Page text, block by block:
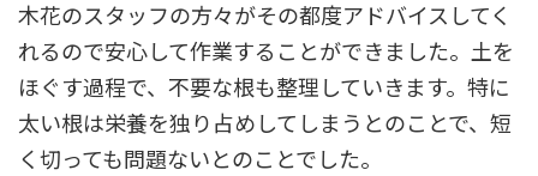
木花のスタッフの方々がその都度アドバイスしてく
れるので安心して作業することができました。土を
ほぐす過程で、不要な根も整理していきます。特に
太い根は栄養を独り占めしてしまうとのことで、短
く切っても問題ないとのことでした。